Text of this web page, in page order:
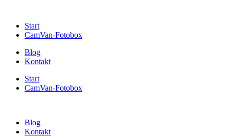
Start
CamVan-Fotobox
Blog
Kontakt
Start
CamVan-Fotobox
Blog
Kontakt